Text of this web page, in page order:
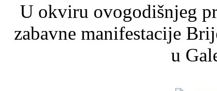
U okviru ovogodišnjeg
zabavne manifestacije
u